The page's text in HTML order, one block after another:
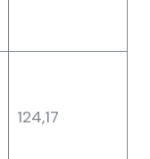
124,17